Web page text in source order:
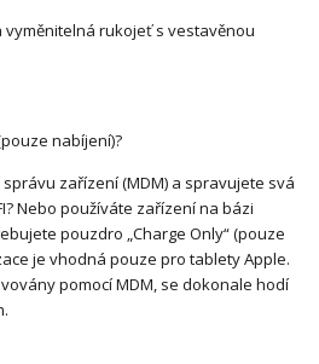
rukojeť s vestavěnou
nabíjení)?
zařízení (MDM) a spravujete svá
Nebo používáte zařízení na bázi
pouzdro „Charge Only“ (pouze
je vhodná pouze pro tablety Apple.
pomocí MDM, se dokonale hodí